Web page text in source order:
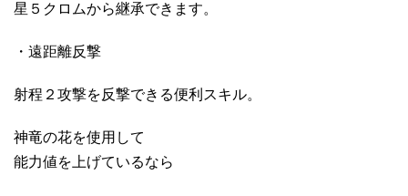
星５クロムから継承できます。
・遠距離反撃
射程２攻撃を反撃できる便利スキル。
神竜の花を使用して
能力値を上げているなら